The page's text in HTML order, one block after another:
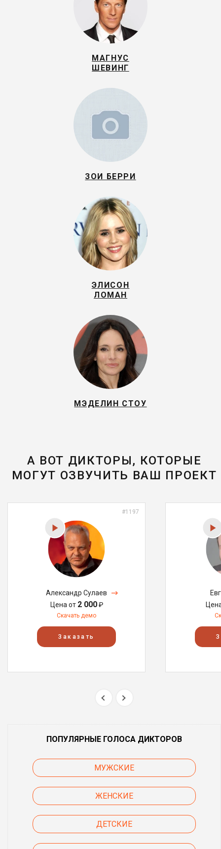
МАГНУС
ШЕВИНГ
ЗОИ БЕРРИ
ЭЛИСОН
ЛОМАН
МЭДЕЛИН СТОУ
А ВОТ ДИКТОРЫ, КОТОРЫЕ
МОГУТ ОЗВУЧИТЬ ВАШ ПРОЕКТ
#1197
Александр Сулаев
Цена от 2 000₽
Скачать демо
Заказать
ПОПУЛЯРНЫЕ ГОЛОСА ДИКТОРОВ
МУЖСКИЕ
ЖЕНСКИЕ
ДЕТСКИЕ